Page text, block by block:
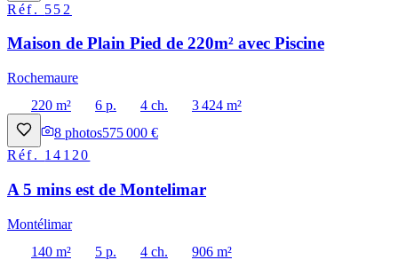
Réf. 552
Maison de Plain Pied de 220m² avec Piscine
Rochemaure
220 m²
6 p. 4 ch.
3 424 m²
8 photos575 000 €
Réf. 14120
A 5 mins est de Montelimar
Montélimar
140 m²
5 p. 4 ch.
906 m²